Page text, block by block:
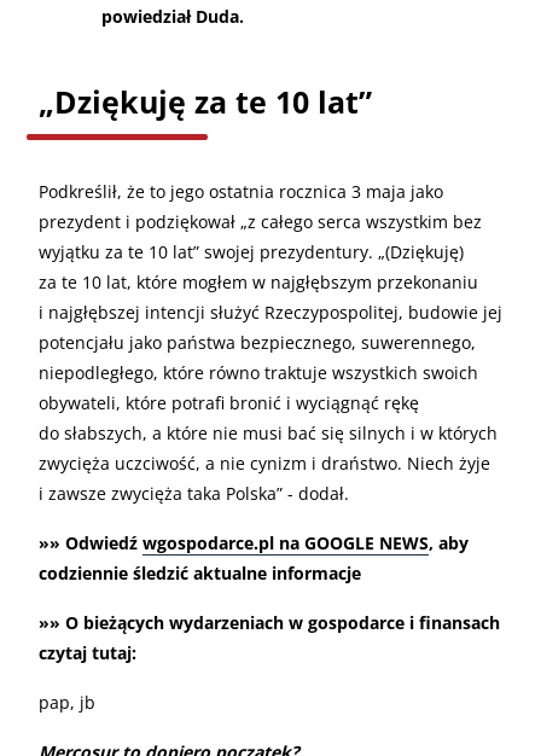
powiedział Duda.
„Dziękuję za te 10 lat”
Podkreślił, że to jego ostatnia rocznica 3 maja jako
prezydent i podziękował „z całego serca wszystkim bez
wyjątku za te 10 lat” swojej prezydentury. „(Dziękuję)
za te 10 lat, które mogłem w najgłębszym przekonaniu
i najgłębszej intencji służyć Rzeczypospolitej, budowie jej
potencjału jako państwa bezpiecznego, suwerennego,
niepodległego, które równo traktuje wszystkich swoich
obywateli, które potrafi bronić i wyciągnąć rękę
do słabszych, a które nie musi bać się silnych i w których
zwycięża uczciwość, a nie cynizm i draństwo. Niech żyje
i zawsze zwycięża taka Polska” - dodał.
»» Odwiedź wgospodarce.pl na GOOGLE NEWS, aby
codziennie śledzić aktualne informacje
»» O bieżących wydarzeniach w gospodarce i finansach
czytaj tutaj:
pap, jb